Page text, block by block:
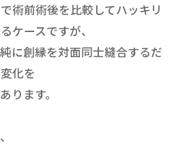
術前術後を比較してハッキリ
ケースですが、
に創縁を対面同士縫合するだ
化を
ります。